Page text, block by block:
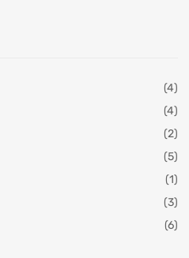
(4)
(4)
(2)
(5)
(1)
(3)
(6)